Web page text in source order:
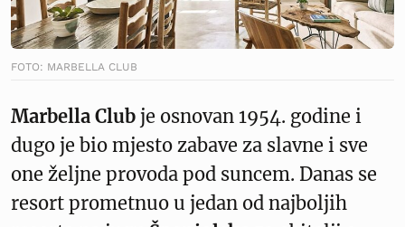
FOTO: MARBELLA CLUB
Marbella Club je osnovan 1954. godine i
dugo je bio mjesto zabave za slavne i sve
one željne provoda pod suncem. Danas se
resort prometnuo u jedan od najboljih